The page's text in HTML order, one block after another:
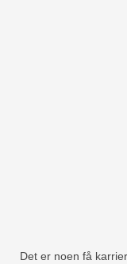
Det er noen få